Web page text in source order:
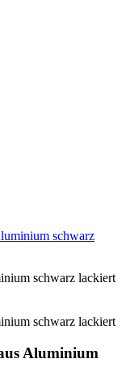
schwarz
Aluminium